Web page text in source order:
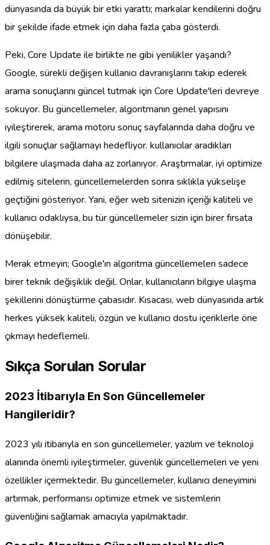
dünyasında da büyük bir etki yarattı; markalar kendilerini doğru
bir şekilde ifade etmek için daha fazla çaba gösterdi.
Peki, Core Update ile birlikte ne gibi yenilikler yaşandı?
Google, sürekli değişen kullanıcı davranışlarını takip ederek
arama sonuçlarını güncel tutmak için Core Update'leri devreye
sokuyor. Bu güncellemeler, algoritmanın genel yapısını
iyileştirerek, arama motoru sonuç sayfalarında daha doğru ve
ilgili sonuçlar sağlamayı hedefliyor. kullanıcılar aradıkları
bilgilere ulaşmada daha az zorlanıyor. Araştırmalar, iyi optimize
edilmiş sitelerin, güncellemelerden sonra sıklıkla yükselişe
geçtiğini gösteriyor. Yani, eğer web sitenizin içeriği kaliteli ve
kullanıcı odaklıysa, bu tür güncellemeler sizin için birer fırsata
dönüşebilir.
Merak etmeyin; Google'ın algoritma güncellemeleri sadece
birer teknik değişiklik değil. Onlar, kullanıcıların bilgiye ulaşma
şekillerini dönüştürme çabasıdır. Kısacası, web dünyasında artık
herkes yüksek kaliteli, özgün ve kullanıcı dostu içeriklerle öne
çıkmayı hedeflemeli.
Sıkça Sorulan Sorular
2023 İtibarıyla En Son Güncellemeler
Hangileridir?
2023 yılı itibarıyla en son güncellemeler, yazılım ve teknoloji
alanında önemli iyileştirmeler, güvenlik güncellemeleri ve yeni
özellikler içermektedir. Bu güncellemeler, kullanıcı deneyimini
artırmak, performansı optimize etmek ve sistemlerin
güvenliğini sağlamak amacıyla yapılmaktadır.